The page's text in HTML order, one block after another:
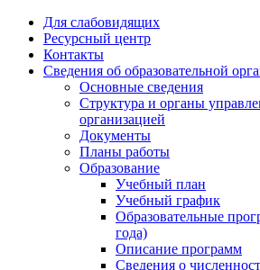
Для слабовидящих
Ресурсный центр
Контакты
Сведения об образовательной
Основные сведения
Структура и органы
организацией
Документы
Планы работы
Образование
Учебный план
Учебный график
Образовательные
года)
Описание программ
Сведения о